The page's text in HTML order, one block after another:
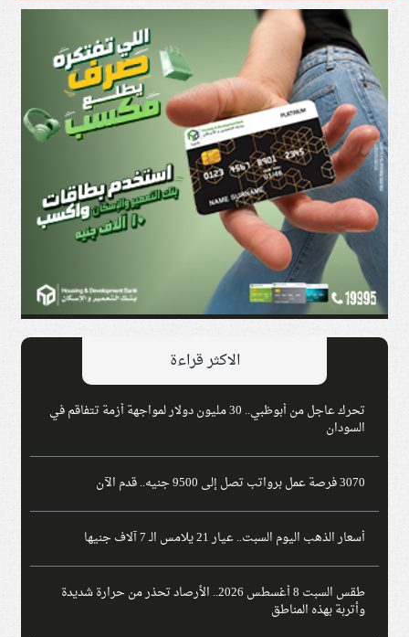
الاكثر قراءة
تحرك عاجل من أبوظبي.. 30 مليون دولار لمواجهة أزمة تتفاقم في
السودان
3070 فرصة عمل برواتب تصل إلى 9500 جنيه.. قدم الآن
أسعار الذهب اليوم السبت.. عيار 21 يلامس الـ 7 آلاف جنيها
طقس السبت 8 أغسطس 2026.. الأرصاد تحذر من حرارة شديدة
وأتربة بهذه المناطق